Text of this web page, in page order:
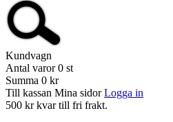
Kundvagn
Antal varor 0 st
Summa 0 kr
Till kassan Mina sidor Logga in
500 kr kvar till fri frakt.